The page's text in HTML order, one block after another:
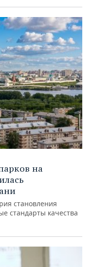
на
становления
стандарты качества